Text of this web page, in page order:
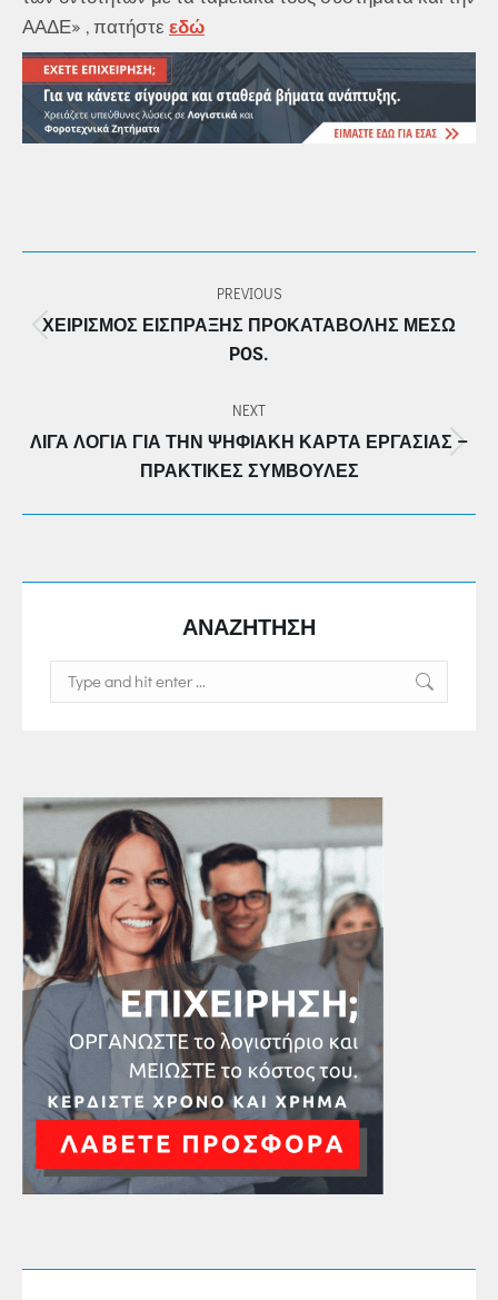
ΑΑΔΕ» , πατήστε εδώ
PREVIOUS
Previous
post:
ΧΕΙΡΙΣΜΌΣ ΕΊΣΠΡΑΞΗΣ ΠΡΟΚΑΤΑΒΟΛΉΣ ΜΈΣΩ
POS.
NEXT
Next
post:
ΛΙΓΑ ΛΟΓΙΑ ΓΙΑ ΤΗΝ ΨΗΦΙΑΚΗ ΚΑΡΤΑ ΕΡΓΑΣΙΑΣ –
ΠΡΑΚΤΙΚΕΣ ΣΥΜΒΟΥΛΕΣ
ΑΝΑΖΗΤΗΣΗ
Search: